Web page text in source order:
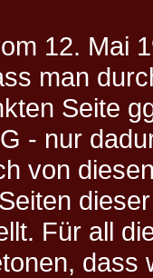
12. Mai
man
Seite
- nur
von
Für all
dass